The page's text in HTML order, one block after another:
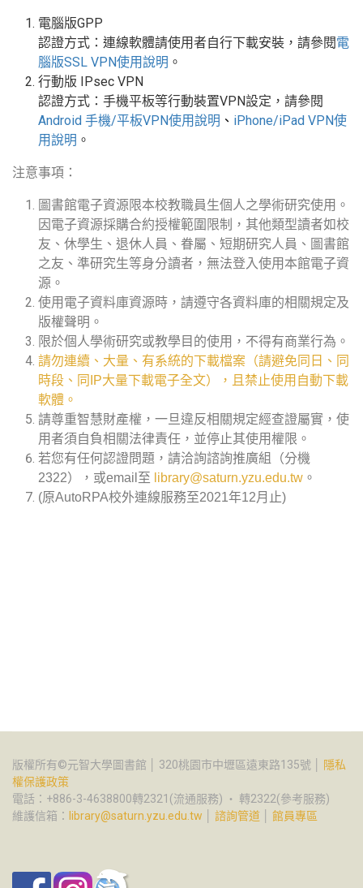
電腦版GPP
認證方式：連線軟體請使用者自行下載安裝，請參閱電
腦版SSL VPN使用說明 。
行動版
IPsec VPN
認證方式：手機平板等行動裝置VPN設定 ，請參閱
Android 手機/平板VPN使用說明 、 iPhone/iPad VPN使
用說明 。
注意事項：
圖書館電子資源限本校教職員生個人之學術研究使用。
因電子資源採購合約授權範圍限制，其他類型讀者如校
友、休學生、退休人員、眷屬、短期研究人員、圖書館
之友、準研究生等身分讀者，無法登入使用本館電子資
源。
使用電子資料庫資源時，請遵守各資料庫的相關規定及
版權聲明。
限於個人學術研究或教學目的使用，不得有商業行為。
請勿連續、大量、有系統的下載檔案（請避免同日、同
時段、同IP大量下載電子全文），且禁止使用自動下載
軟體。
請尊重智慧財產權，一旦違反相關規定經查證屬實，使
用者須自負相關法律責任，並停止其使用權限。
若您有任何認證問題，請洽詢諮詢推廣組（分機
2322），或email至 library@saturn.yzu.edu.tw 。
(原AutoRPA校外連線服務至2021年12月止)
版權所有©元智大學圖書館 │ 320桃園市中壢區遠東路135號 │
隱私
權保護政策
電話：+886-3-4638800轉2321(流通服務) ‧ 轉2322(參考服務)
維護信箱： library@saturn.yzu.edu.tw 諮詢管道 館員專區